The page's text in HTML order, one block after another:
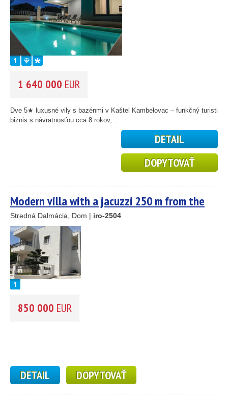
1
26
59
25
10
OBLASŤ(môžete vybrať viacej položiek)
Istria (3)
Kvarner (9)
Severná Dalmácia (248)
Stredná Dalmácia
Južná Dalmácia
CENA(vyberte rozsah)
1 640 000 EUR
Dve 5★ luxusné vily s bazénmi v Kaštel Kambelovac – funkčný turistický
biznis s návratnosťou cca 8 rokov, ..
DETAIL
DOPYTOVAŤ
Modern villa with a jacuzzi 250 m from the
sea – Kaštel Kambelovac
Stredná Dalmácia, Dom | iro-2504
850 000 EUR
DETAIL DOPYTOVAŤ